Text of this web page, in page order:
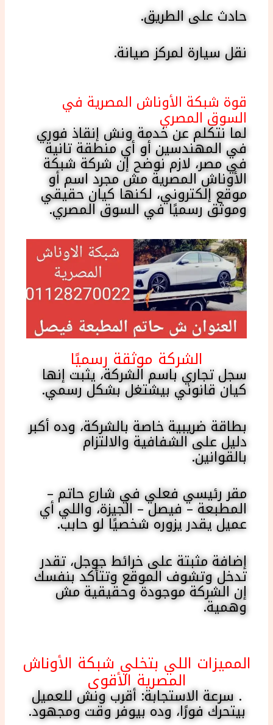
حادث على الطريق.
نقل سيارة لمركز صيانة.
قوة شبكة الأوناش المصرية في
السوق المصري
لما نتكلم عن خدمة ونش إنقاذ فوري
في المهندسين أو أي منطقة تانية
في مصر، لازم نوضح إن شركة شبكة
الأوناش المصرية مش مجرد اسم أو
موقع إلكتروني، لكنها كيان حقيقي
وموثق رسميًا في السوق المصري.
الشركة موثقة رسميًا
سجل تجاري باسم الشركة، يثبت إنها
كيان قانوني بيشتغل بشكل رسمي.
بطاقة ضريبية خاصة بالشركة، وده أكبر
دليل على الشفافية والالتزام
بالقوانين.
مقر رئيسي فعلي في شارع حاتم –
المطبعة – فيصل – الجيزة، واللي أي
عميل يقدر يزوره شخصيًا لو حابب.
إضافة مثبتة على خرائط جوجل، تقدر
تدخل وتشوف الموقع وتتأكد بنفسك
إن الشركة موجودة وحقيقية مش
وهمية.
المميزات اللي بتخلي شبكة الأوناش
المصرية الأقوى
. سرعة الاستجابة: أقرب ونش للعميل
بيتحرك فورًا، وده بيوفر وقت ومجهود.